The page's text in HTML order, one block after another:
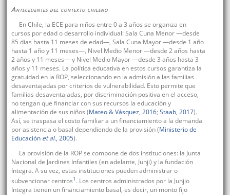
Antecedentes del contexto chileno
En Chile, la ECE para niños entre 0 a 3 años se organiza en
cursos por edad o desarrollo individual: Sala Cuna Menor —desde
85 días hasta 11 meses de edad—, Sala Cuna Mayor —desde 1 año
hasta 1 año y 11 meses—, Nivel Medio Menor —desde 2 años hasta
2 años y 11 meses— y Nivel Medio Mayor —desde 3 años hasta 3
años y 11 meses. La política educativa en estos cursos garantiza la
gratuidad en la ROP, seleccionando en la admisión a las familias
desaventajadas por criterios de vulnerabilidad. Esto permite que
familias desaventajadas, por discriminación positiva en el acceso,
no tengan que financiar con sus recursos la educación y
alimentación de sus niños (Mateo & Vásquez, 2016; Staab, 2017).
Así, se traspasa el costo familiar a un financiamiento a la demanda
por asistencia o basal dependiendo de la provisión (Ministerio de
Educación et al., 2005).
La provisión de la ROP se compone de dos instituciones: la Junta
Nacional de Jardines Infantiles (en adelante, Junji) y la fundación
Integra. A su vez, estas instituciones pueden administrar o
subvencionar centros1 . Los centros administrados por la Junjio
Integra tienen un financiamiento basal, es decir, un monto fijo